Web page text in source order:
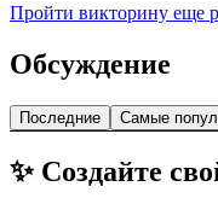
Пройти викторину еще
Обсуждение
Последние Самые
✨ Создайте